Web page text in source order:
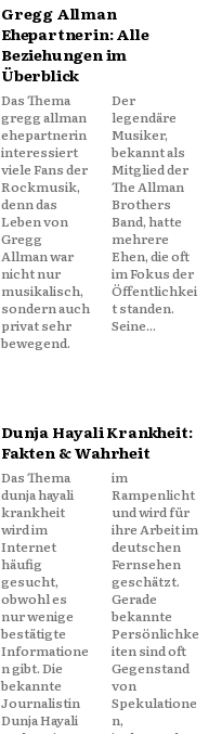
Gregg Allman
Ehepartnerin: Alle
Beziehungen im
Überblick
Das Thema
gregg allman
ehepartnerin
interessiert
viele Fans der
Rockmusik,
denn das
Leben von
Gregg
Allman war
nicht nur
musikalisch,
sondern auch
privat sehr
bewegend.
Der
legendäre
Musiker,
bekannt als
Mitglied der
The Allman
Brothers
Band, hatte
mehrere
Ehen, die oft
im Fokus der
Öffentlichkei
t standen.
Seine...
Dunja Hayali Krankheit:
Fakten & Wahrheit
Das Thema
dunja hayali
krankheit
wird im
Internet
häufig
gesucht,
obwohl es
nur wenige
bestätigte
Informatione
n gibt. Die
bekannte
Journalistin
Dunja Hayali
im
Rampenlicht
und wird für
ihre Arbeit im
deutschen
Fernsehen
geschätzt.
Gerade
bekannte
Persönlichke
iten sind oft
Gegenstand
von
Spekulatione
n,